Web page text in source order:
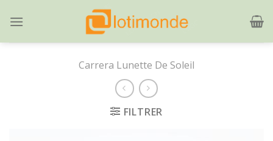
Carrera Lunette De Soleil
FILTRER